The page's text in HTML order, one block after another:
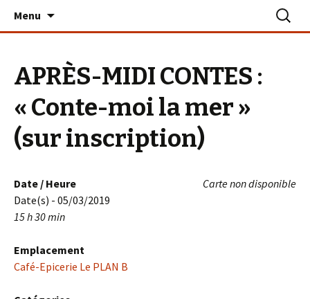
Le PLAN B – La Turballe
Menu
APRÈS-MIDI CONTES :
« Conte-moi la mer »
(sur inscription)
Carte non disponible
Date / Heure
Date(s) - 05/03/2019
15 h 30 min
Emplacement
Café-Epicerie Le PLAN B